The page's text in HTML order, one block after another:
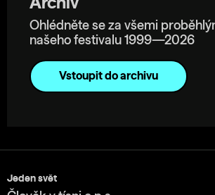
Ohlédněte se za všemi
našeho festivalu 1999—2026
Vstoupit do archivu
Jeden svět